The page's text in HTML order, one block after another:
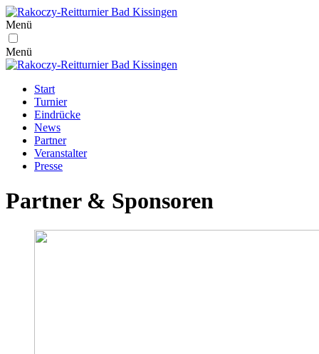
Menü
Menü
Start
Turnier
Eindrücke
News
Partner
Veranstalter
Presse
Partner & Sponsoren